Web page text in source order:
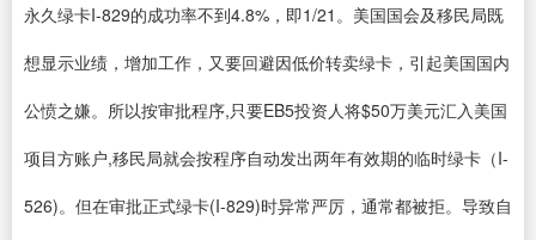
永久绿卡I-829的成功率不到4.8%，即1/21。美国国会及移民局既
想显示业绩，增加工作，又要回避因低价转卖绿卡，引起美国国内
公愤之嫌。所以按审批程序,只要EB5投资人将$50万美元汇入美国
项目方账户,移民局就会按程序自动发出两年有效期的临时绿卡（I-
526)。但在审批正式绿卡(I-829)时异常严厉，通常都被拒。导致自